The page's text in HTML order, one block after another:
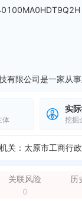
体
实
挖掘
刘博
称：开户许可证 许
报地址：山西省太
刘博
关联风险
0
历